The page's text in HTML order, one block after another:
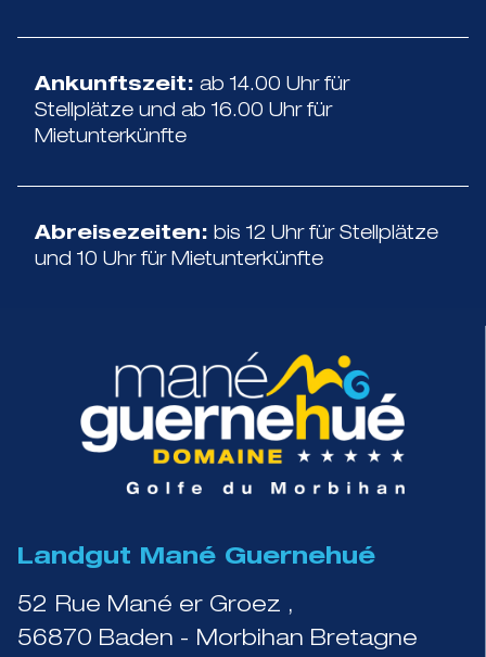
Ankunftszeit: ab 14.00 Uhr für
Stellplätze und ab 16.00 Uhr für
Mietunterkünfte
Abreisezeiten: bis 12 Uhr für Stellplätze
und 10 Uhr für Mietunterkünfte
Landgut Mané Guernehué
52 Rue Mané er Groez ,
56870 Baden - Morbihan Bretagne